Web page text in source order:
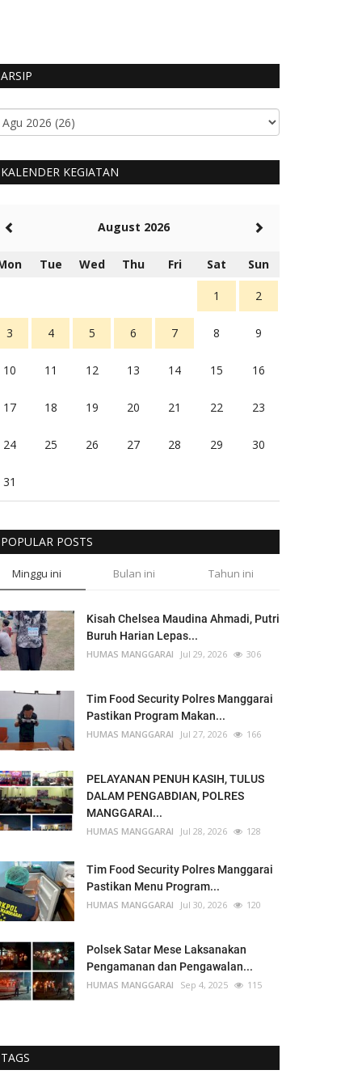
ARSIP
KALENDER KEGIATAN
August 2026
Tue Wed Thu Fri Sat Sun
1 2
3 4 5 6 7 8 9
10 11 12 13 14 15 16
17 18 19 20 21 22 23
24 25 26 27 28 29 30
31
POPULAR POSTS
Minggu ini Bulan ini Tahun ini
Kisah Chelsea Maudina Ahmadi, Putri
Buruh Harian Lepas...
HUMAS MANGGARAI Jul 29, 2026 306
Tim Food Security Polres Manggarai
Pastikan Program Makan...
HUMAS MANGGARAI Jul 27, 2026 166
PELAYANAN PENUH KASIH, TULUS
DALAM PENGABDIAN, POLRES
MANGGARAI...
HUMAS MANGGARAI Jul 28, 2026 128
Tim Food Security Polres Manggarai
Pastikan Menu Program...
HUMAS MANGGARAI Jul 30, 2026 120
Polsek Satar Mese Laksanakan
Pengamanan dan Pengawalan...
HUMAS MANGGARAI Sep 4, 2025 115
TAGS